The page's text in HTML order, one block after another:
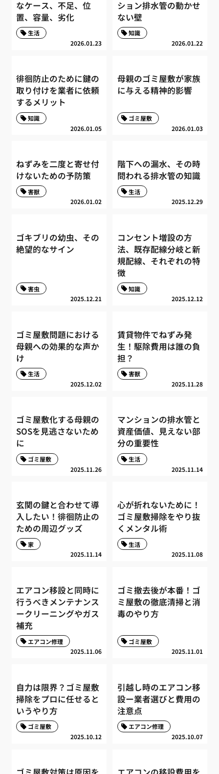
なケース、不足、位
置、容量、劣化
2026.01.23
生活
ション排水管の動かせ
ない壁
2026.01.22
知識
徘徊防止のために鍵の
取り付けを業者に依頼
するメリット
2026.01.05
知識
母親のゴミ屋敷が家族
に与える精神的影響
2026.01.03
ゴミ屋敷
ねずみを二度と寄せ付
けないための予防策
2026.01.02
害獣
階下への漏水、その時
問われる排水管の知識
2025.12.29
生活
ゴキブリの幼虫、その
絶望的なサイン
2025.12.21
害虫
コンセント増設の方
法、既存配線分岐と新
規配線、それぞれの特
徴
2025.12.12
知識
ゴミ屋敷問題における
母親への効果的な声か
け
2025.12.02
生活
賃貸物件でねずみ発
生！駆除費用は誰の負
担？
2025.11.28
害獣
ゴミ屋敷化する母親の
SOSを見逃さないため
に
2025.11.26
ゴミ屋敷
マンションの排水管と
資産価値、見えない部
分の重要性
2025.11.14
生活
玄関の鍵と合わせて導
入したい！徘徊防止の
ための周辺グッズ
2025.11.14
家
心が折れないために！
ゴミ屋敷掃除をやり抜
くメンタル術
2025.11.08
生活
エアコン移設と同時に
行うべきメンテナンス
ークリーニングやガス
補充
2025.11.06
エアコン修理
ゴミ撤去後が本番！ゴ
ミ屋敷の徹底清掃と消
毒のやり方
2025.11.01
ゴミ屋敷
自力は限界？ゴミ屋敷
掃除をプロに任せると
いうやり方
2025.10.12
ゴミ屋敷
引越し時のエアコン移
設ー業者選びと費用の
注意点
2025.10.07
エアコン修理